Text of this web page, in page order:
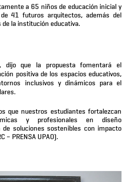
a 65 niños de educación inicial y
41 futuros arquitectos, además del
de la institución educativa.
dijo que la propuesta fomentará el
positiva de los espacios educativos,
inclusivos y dinámicos para el
que nuestros estudiantes fortalezcan
y profesionales en diseño
de soluciones sostenibles con impacto
– PRENSA UPAO).